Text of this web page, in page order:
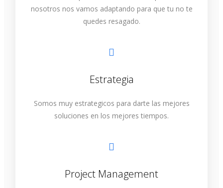
nosotros nos vamos adaptando para que tu no te
quedes resagado.
Estrategia
Somos muy estrategicos para darte las mejores
soluciones en los mejores tiempos.
Project Management